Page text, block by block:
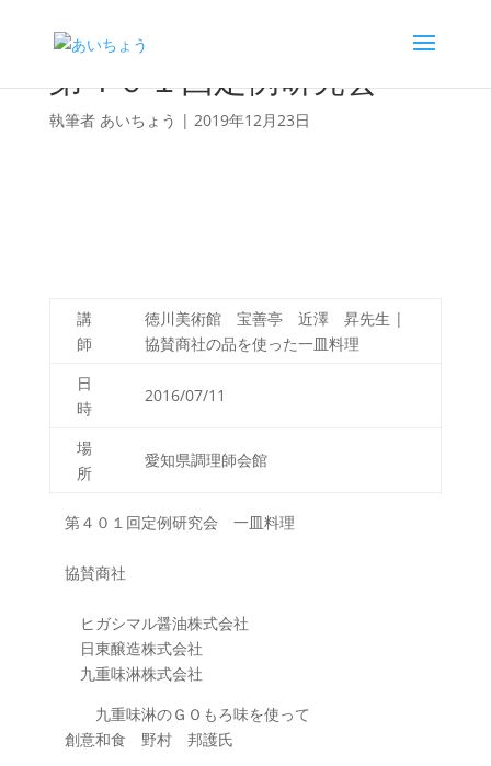
第４０１回定例研究会
執筆者 あいちょう | 2019年12月23日
講
師
徳川美術館 宝善亭 近澤 昇先生 |
協賛商社の品を使った一皿料理
日
時
2016/07/11
場
所
愛知県調理師会館
第４０１回定例研究会 一皿料理
協賛商社
ヒガシマル醤油株式会社
日東醸造株式会社
九重味淋株式会社
九重味淋のＧＯもろ味を使って
創意和食 野村 邦護氏